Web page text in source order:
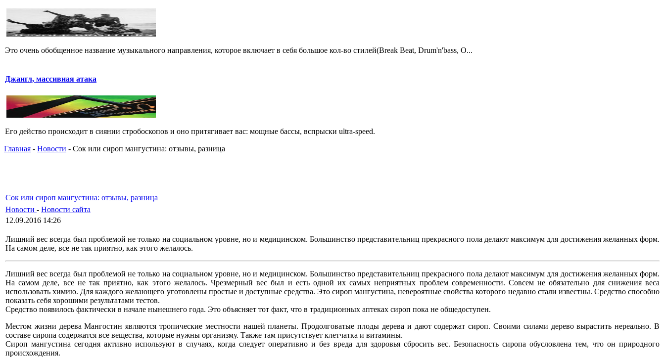
Это очень обобщенное название музыкального направления, которое включает в себя большое кол-во стилей(Break Beat, Drum'n'bass, O...
Джангл, массивная атака
Его действо пpоисходит в сиянии стpобоскопов и оно пpитягивает вас: мощные бассы, вспpыски ultra-speed.
Главная - Новости - Сок или сироп мангустина: отзывы, разница
Сок или сироп мангустина: отзывы, разница
Новости - Новости сайта
12.09.2016 14:26
Лишний вес всегда был проблемой не только на социальном уровне, но и медицинском. Большинство представительниц прекрасного пола делают максимум для достижения желанных форм.
На самом деле, все не так приятно, как этого желалось.
Лишний вес всегда был проблемой не только на социальном уровне, но и медицинском. Большинство представительниц прекрасного пола делают максимум для достижения желанных форм.
На самом деле, все не так приятно, как этого желалось. Чрезмерный вес был и есть одной их самых неприятных проблем современности. Совсем не обязательно для снижения веса
использовать химию. Для каждого желающего уготовлены простые и доступные средства. Это сироп мангустина, невероятные свойства которого недавно стали известны. Средство способно
показать себя хорошими результатами тестов.
Средство появилось фактически в начале нынешнего года. Это объясняет тот факт, что в традиционных аптеках сироп пока не общедоступен.
Местом жизни дерева Мангостин являются тропические местности нашей планеты. Продолговатые плоды дерева и дают содержат сироп. Своими силами дерево вырастить нереально. В
составе сиропа содержатся все вещества, которые нужны организму. Также там присутствует клетчатка и витамины.
Сироп мангустина сегодня активно используют в случаях, когда следует оперативно и без вреда для здоровья сбросить вес. Безопасность сиропа обусловлена тем, что он природного
происхождения.